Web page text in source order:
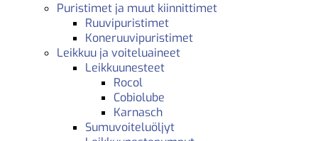
Puristimet ja muut kiinnittimet
Ruuvipuristimet
Koneruuvipuristimet
Leikkuu ja voiteluaineet
Leikkuunesteet
Rocol
Cobiolube
Karnasch
Sumuvoiteluöljyt